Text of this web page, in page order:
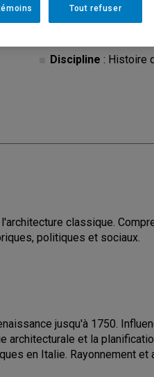
Discipline : Histoire
classique.
politiques et sociaux.
jusqu'à 1750.
architecturale et la
en Italie. Rayonnement et
Tout refuser